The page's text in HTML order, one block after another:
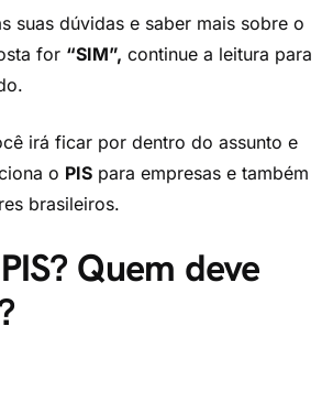
suas dúvidas e saber mais sobre o
for “SIM”, continue a leitura para
irá ficar por dentro do assunto e
o PIS para empresas e também
brasileiros.
Quem deve